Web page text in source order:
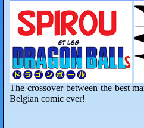
The crossover between the best
Belgian comic ever!